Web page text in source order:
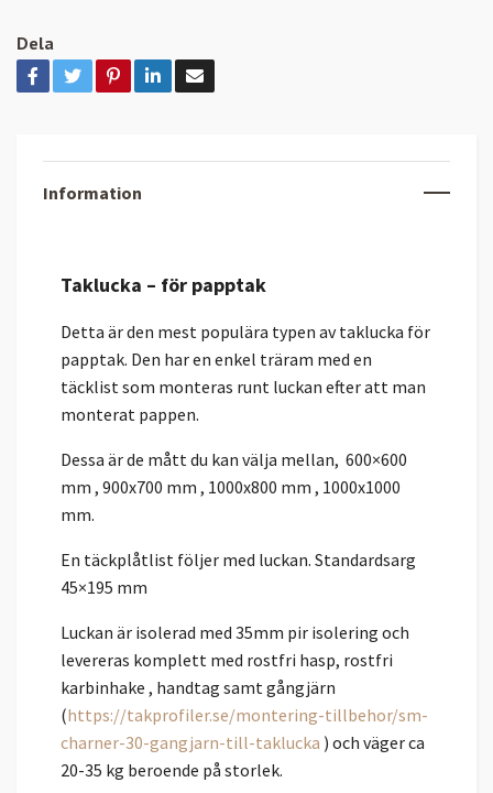
Dela
Information
Taklucka – för papptak
Detta är den mest populära typen av taklucka för
papptak. Den har en enkel träram med en
täcklist som monteras runt luckan efter att man
monterat pappen.
Dessa är de mått du kan välja mellan, 600×600
mm , 900x700 mm , 1000x800 mm , 1000x1000
mm.
En täckplåtlist följer med luckan. Standardsarg
45×195 mm
Luckan är isolerad med 35mm pir isolering och
levereras komplett med rostfri hasp, rostfri
karbinhake , handtag samt gångjärn
(https://takprofiler.se/montering-tillbehor/sm-
charner-30-gangjarn-till-taklucka ) och väger ca
20-35 kg beroende på storlek.